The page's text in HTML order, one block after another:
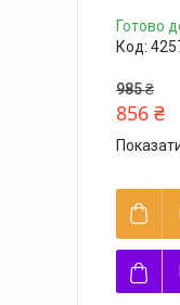
Готово
Код:
985 ₴
856 ₴